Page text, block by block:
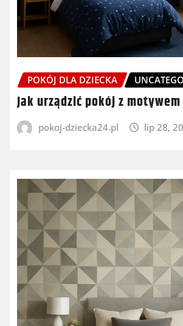
POKÓJ DLA DZIECKA
Jak urządzić pokój z
pokoj-dziecka24.pl lip 28,